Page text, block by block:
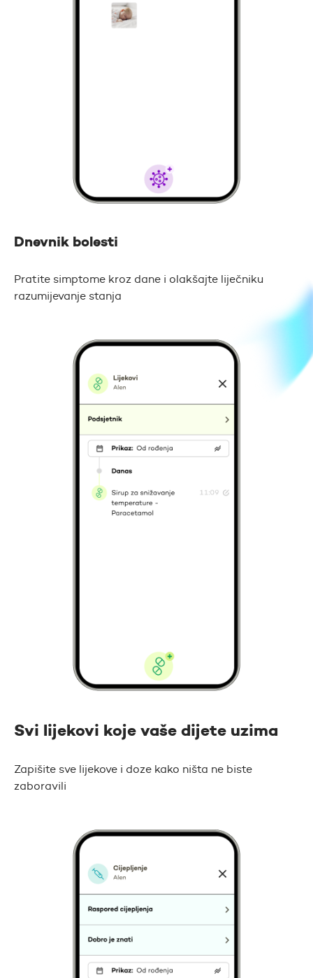
Dnevnik bolesti
Pratite simptome kroz dane i olakšajte liječniku
razumijevanje stanja
Svi lijekovi koje vaše dijete uzima
Zapišite sve lijekove i doze kako ništa ne biste
zaboravili